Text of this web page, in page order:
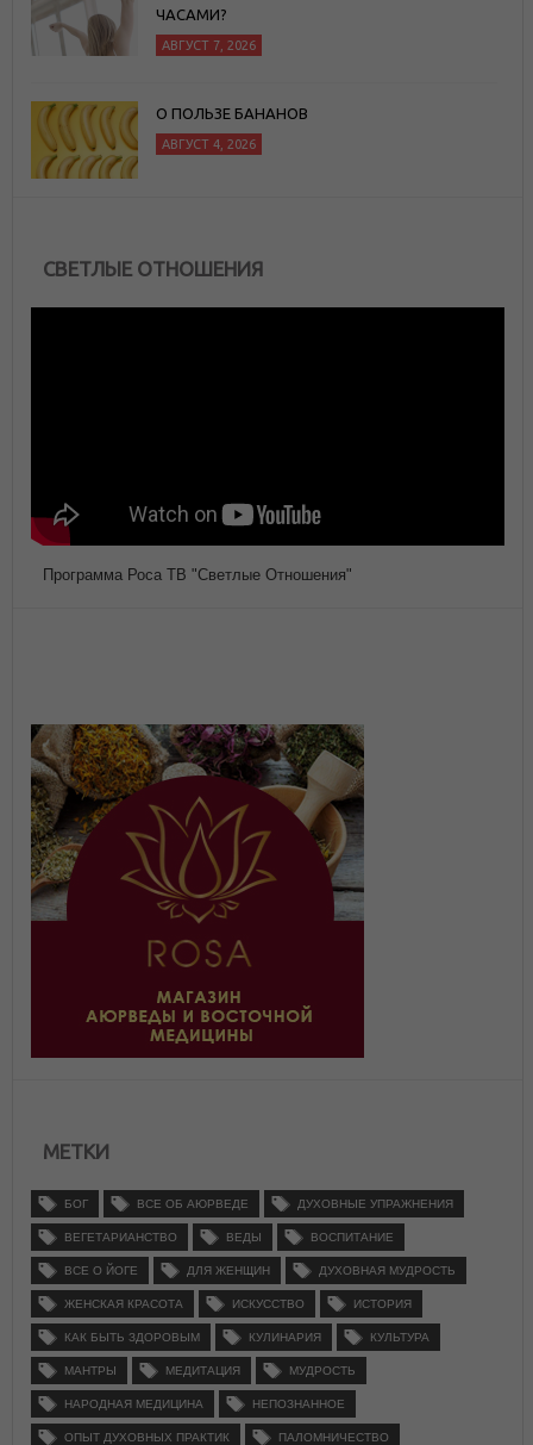
ЧАСАМИ?
АВГУСТ 7, 2026
О ПОЛЬЗЕ БАНАНОВ
АВГУСТ 4, 2026
СВЕТЛЫЕ ОТНОШЕНИЯ
Программа Роса ТВ "Светлые Отношения"
МЕТКИ
БОГ ВСЕ ОБ АЮРВЕДЕ ДУХОВНЫЕ УПРАЖНЕНИЯ
ВЕГЕТАРИАНСТВО ВЕДЫ ВОСПИТАНИЕ
ВСЕ О ЙОГЕ ДЛЯ ЖЕНЩИН ДУХОВНАЯ МУДРОСТЬ
ЖЕНСКАЯ КРАСОТА ИСКУССТВО ИСТОРИЯ
КАК БЫТЬ ЗДОРОВЫМ КУЛИНАРИЯ КУЛЬТУРА
МАНТРЫ МЕДИТАЦИЯ МУДРОСТЬ
НАРОДНАЯ МЕДИЦИНА НЕПОЗНАННОЕ
ОПЫТ ДУХОВНЫХ ПРАКТИК ПАЛОМНИЧЕСТВО